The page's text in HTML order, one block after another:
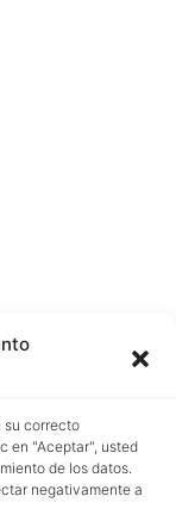
su correcto
en "Aceptar", usted
de los datos.
negativamente a